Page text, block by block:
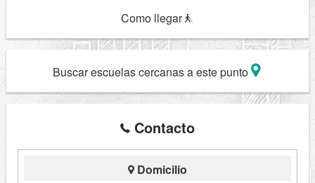
Como llegar
Buscar escuelas cercanas a este punto
Contacto
Domicilio